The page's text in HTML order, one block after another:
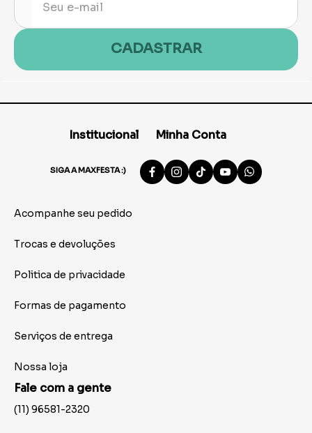
CADASTRAR
Institucional Minha Conta
SIGA A MAXFESTA :)
Acompanhe seu pedido
Trocas e devoluções
Politica de privacidade
Formas de pagamento
Serviços de entrega
Nossa loja
Fale com a gente
(11) 96581-2320